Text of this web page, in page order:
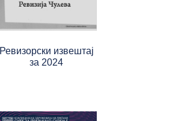
Ревизорски извештај
за 2024